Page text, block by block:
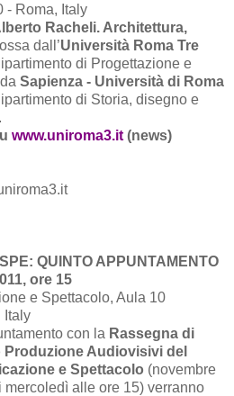
- Roma, Italy
Racheli. Architettura,
dall’Università Roma Tre
di Progettazione e
Sapienza - Università di Roma
di Storia, disegno e
www.uniroma3.it (news)
QUINTO APPUNTAMENTO
ore 15
e Spettacolo, Aula 10
Italy
con la Rassegna di
Audiovisivi del
e Spettacolo (novembre
mercoledì alle ore 15) verranno